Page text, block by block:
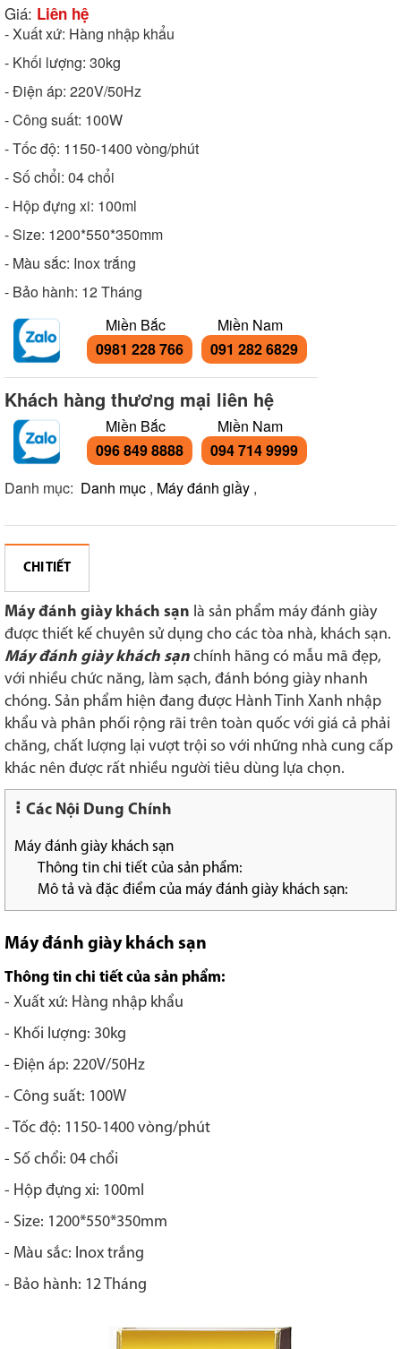
Giá: Liên hệ
- Xuất xứ: Hàng nhập khẩu
- Khối lượng: 30kg
- Điện áp: 220V/50Hz
- Công suất: 100W
- Tốc độ: 1150-1400 vòng/phút
- Số chổi: 04 chổi
- Hộp đựng xi: 100ml
- Size: 1200*550*350mm
- Màu sắc: Inox trắng
- Bảo hành: 12 Tháng
Miền Bắc
0981 228 766
Miền Nam
091 282 6829
Khách hàng thương mại liên hệ
Miền Bắc
096 849 8888
Miền Nam
094 714 9999
Danh mục: Danh mục , Máy đánh giầy ,
CHI TIẾT
Máy đánh giày khách sạn là sản phẩm máy đánh giày
được thiết kế chuyên sử dụng cho các tòa nhà, khách sạn.
Máy đánh giày khách sạn chính hãng có mẫu mã đẹp,
với nhiều chức năng, làm sạch, đánh bóng giày nhanh
chóng. Sản phẩm hiện đang được Hành Tinh Xanh nhập
khẩu và phân phối rộng rãi trên toàn quốc với giá cả phải
chăng, chất lượng lại vượt trội so với những nhà cung cấp
khác nên được rất nhiều người tiêu dùng lựa chọn.
Các Nội Dung Chính
Máy đánh giày khách sạn
Thông tin chi tiết của sản phẩm:
Mô tả và đặc điểm của máy đánh giày khách sạn:
Máy đánh giày khách sạn
Thông tin chi tiết của sản phẩm:
- Xuất xứ: Hàng nhập khẩu
- Khối lượng: 30kg
- Điện áp: 220V/50Hz
- Công suất: 100W
- Tốc độ: 1150-1400 vòng/phút
- Số chổi: 04 chổi
- Hộp đựng xi: 100ml
- Size: 1200*550*350mm
- Màu sắc: Inox trắng
- Bảo hành: 12 Tháng